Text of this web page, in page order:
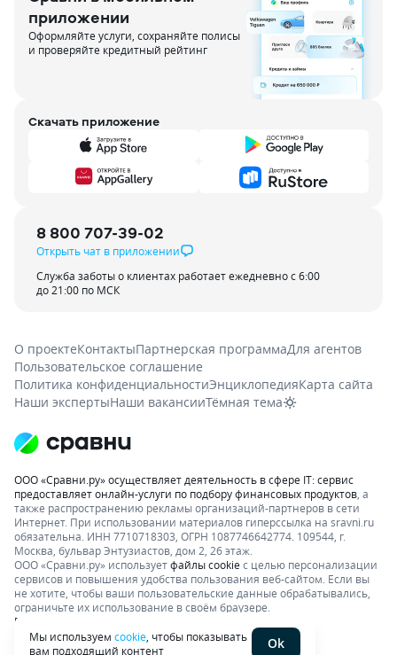
приложении
Оформляйте услуги, сохраняйте полисы
и проверяйте кредитный рейтинг
Скачать приложение
8 800 707-39-02
Открыть чат в приложении
Служба заботы о клиентах работает ежедневно с 6:00
до 21:00 по МСК
О проектеКонтактыПартнерская программаДля агентов
Пользовательское соглашение
Политика конфиденциальностиЭнциклопедияКарта сайта
Наши экспертыНаши вакансииТёмная тема
ООО «Сравни.ру» осуществляет деятельность в сфере IT: сервис
предоставляет онлайн-услуги по подбору финансовых продуктов , а
также распространению рекламы организаций-партнеров в сети
Интернет. При использовании материалов гиперссылка на sravni.ru
обязательна. ИНН 7710718303, ОГРН 1087746642774. 109544, г.
Москва, бульвар Энтузиастов, дом 2, 26 этаж.
ООО «Сравни.ру» используетфайлы cookieс целью персонализации
сервисов и повышения удобства пользования веб-сайтом. Если вы
не хотите, чтобы ваши пользовательские данные обрабатывались,
ограничьте их использование в своём браузере.
Подробнее об условиях. Раскрытие информации
Мы используем cookie , чтобы показывать
вам подходящий контент
Ok